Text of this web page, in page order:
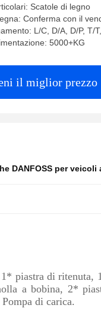
Scatole di legno
Conferma con il
L/C, D/A, D/P, T/
5000+KG
il miglior prezzo
DANFOSS per veicoli
piastra di ritenuta,
a bobina, 2*
di carica.